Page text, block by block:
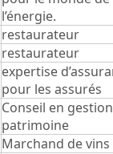
l’énergie.
restaurateur
restaurateur
expertise
pour les assurés
Conseil en
patrimoine
Marchand de vins